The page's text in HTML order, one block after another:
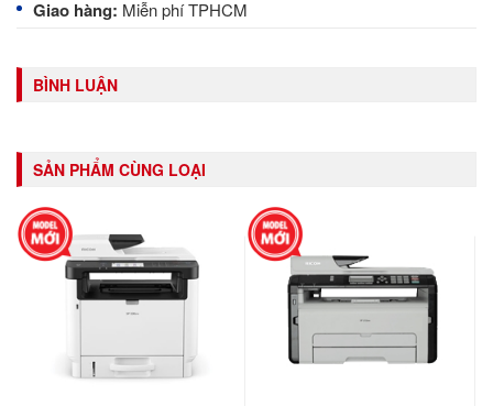
Giao hàng: Miễn phí TPHCM
BÌNH LUẬN
SẢN PHẨM CÙNG LOẠI